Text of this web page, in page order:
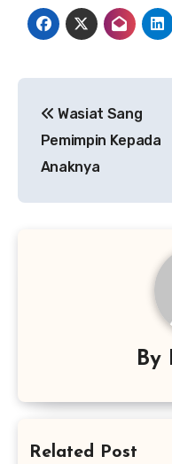
pos
Wasiat Sang
Pemimpin Kepada
Anaknya
By
Related Post